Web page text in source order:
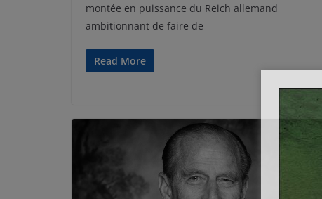
montée en puissance du Reich allemand
ambitionnant de faire de
Read More